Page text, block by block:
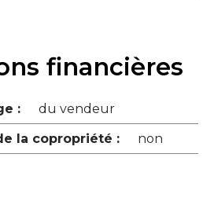
financières
:
du vendeur
la copropriété :
non